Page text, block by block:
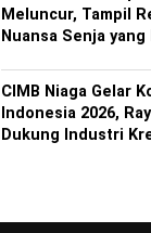
Meluncur, Tampil
Nuansa Senja
CIMB Niaga Gelar
Indonesia 2026,
Dukung Industri